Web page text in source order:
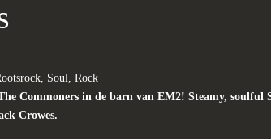
Soul, Rock
Commoners in de barn van EM2! Steamy, soulful
Crowes.